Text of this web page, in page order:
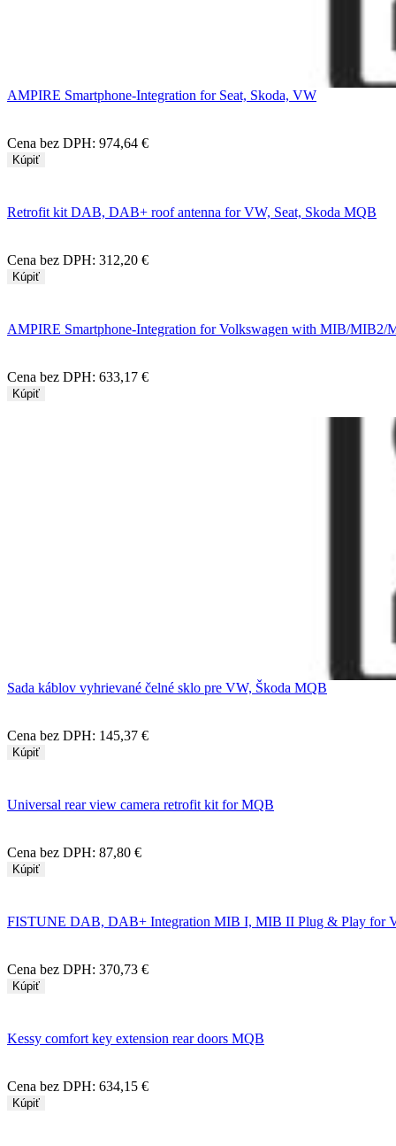
AMPIRE Smartphone-Integration for Seat, Skoda, VW
Cena bez DPH: 974,64 €
Kúpiť
Retrofit kit DAB, DAB+ roof antenna for VW, Seat, Skoda MQB
Cena bez DPH: 312,20 €
Kúpiť
AMPIRE Smartphone-Integration for Volkswagen with MIB/MIB2/
Cena bez DPH: 633,17 €
Kúpiť
Sada káblov vyhrievané čelné sklo pre VW, Škoda MQB
Cena bez DPH: 145,37 €
Kúpiť
Universal rear view camera retrofit kit for MQB
Cena bez DPH: 87,80 €
Kúpiť
FISTUNE DAB, DAB+ Integration MIB I, MIB II Plug & Play for
Cena bez DPH: 370,73 €
Kúpiť
Kessy comfort key extension rear doors MQB
Cena bez DPH: 634,15 €
Kúpiť